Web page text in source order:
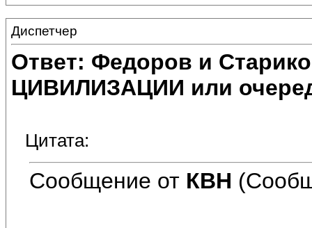
Диспетчер
Ответ: Федоров и
ЦИВИЛИЗАЦИИ или
Цитата:
Сообщение от КВН